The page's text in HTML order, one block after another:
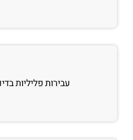
עבירות פליליות